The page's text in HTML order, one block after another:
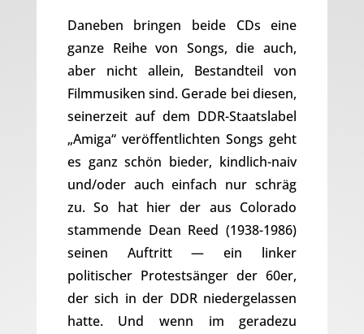
Daneben bringen beide CDs eine
ganze Reihe von Songs, die auch,
aber nicht allein, Bestandteil von
Filmmusiken sind. Gerade bei diesen,
seinerzeit auf dem DDR-Staatslabel
„Amiga“ veröffentlichten Songs geht
es ganz schön bieder, kindlich-naiv
und/oder auch einfach nur schräg
zu. So hat hier der aus Colorado
stammende Dean Reed (1938-1986)
seinen Auftritt — ein linker
politischer Protestsänger der 60er,
der sich in der DDR niedergelassen
hatte. Und wenn im geradezu